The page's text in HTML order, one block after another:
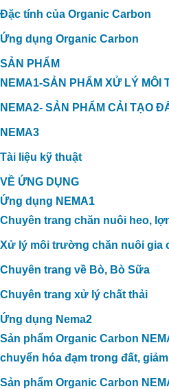
Đặc tính của Organic Carbon
Ứng dụng Organic Carbon
SẢN PHẨM
NEMA1-SẢN PHẨM XỬ LÝ MÔI
NEMA2- SẢN PHẨM CẢI TẠO
NEMA3
Tài liệu kỹ thuật
VỀ ỨNG DỤNG
Ứng dụng NEMA1
Chuyên trang chăn nuôi heo,
Xử lý môi trường chăn nuôi gia
Chuyên trang về Bò, Bò Sữa
Chuyên trang xử lý chất thải
Ứng dụng Nema2
Sản phẩm Organic Carbon
chuyển hóa đạm trong đất,
Sản phẩm Organic Carbon